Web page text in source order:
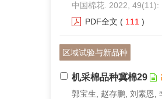
中国棉花. 2022, 49(11):
PDF全文 ( 111 )
区域试验与新品种
机采棉品种冀棉29
郭宝生, 赵存鹏, 刘素恩,